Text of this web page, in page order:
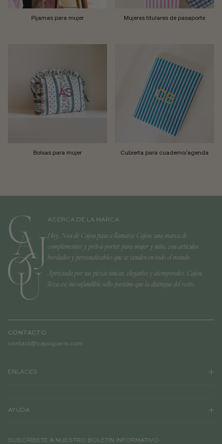
Pijamas para mujer Mujeres titulares de pasaporte
Bolsas para mujer Cubierta para cuaderno/agenda
ACERCA DE LA MARCA
Hoy, Noa de Cajou pasa a llamarse Cajou: una marca de
complementos y prêt-à-porter para mujer y niño, con artículos
bordados y personalizables que se venden en todo el mundo.
Apreciada por sus piezas únicas, elegantes y atemporales, Cajou
lleva ese inconfundible sello parisino que la distingue del resto.
CONTACTO
contact@cajouparis.com
ENLACES
AYUDA
SUSCRÍBETE A NUESTRO BOLETÍN INFORMATIVO